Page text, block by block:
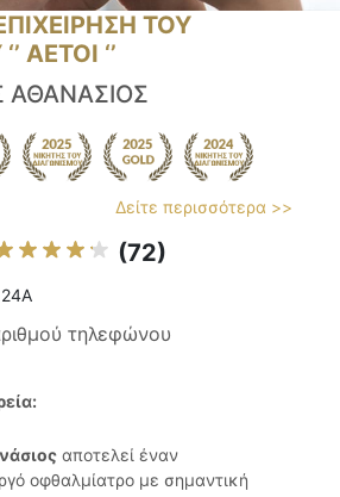
ΤΟΥ
ΑΕΤΟΙ ‘’
ΑΘΑΝΑΣΙΟΣ
Δείτε περισσότερα >>
(72)
τηλεφώνου
αποτελεί έναν
οφθαλμίατρο με σημαντική